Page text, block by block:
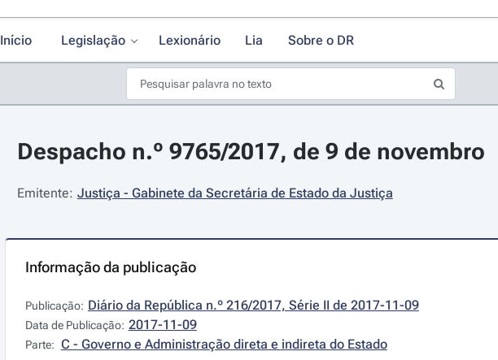
Início Legislação Lexionário Lia Sobre o DR
Despacho n.º 9765/2017, de 9 de novembro
Emitente: Justiça - Gabinete da Secretária de Estado da Justiça
Informação da publicação
Publicação: Diário da República n.º 216/2017, Série II de 2017-11-09
Data de Publicação: 2017-11-09
Parte: C - Governo e Administração direta e indireta do Estado